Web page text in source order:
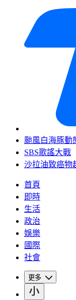
颱風白海豚動
SBS歌謠大戰
沙拉油致癌物
首頁
即時
生活
政治
娛樂
國際
社會
更多